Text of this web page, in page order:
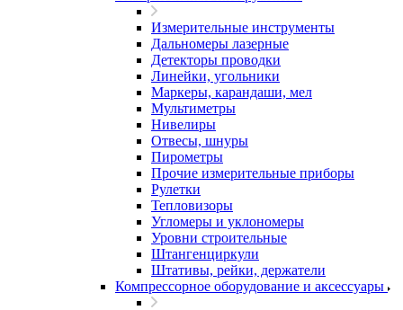
Измерительные инструменты
Дальномеры лазерные
Детекторы проводки
Линейки, угольники
Маркеры, карандаши, мел
Мультиметры
Нивелиры
Отвесы, шнуры
Пирометры
Прочие измерительные приборы
Рулетки
Тепловизоры
Угломеры и уклономеры
Уровни строительные
Штангенциркули
Штативы, рейки, держатели
Компрессорное оборудование и аксессуары